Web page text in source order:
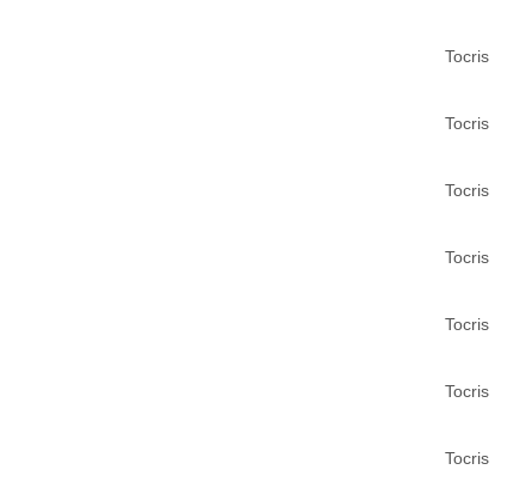
Tocris
Tocris
Tocris
Tocris
Tocris
Tocris
Tocris